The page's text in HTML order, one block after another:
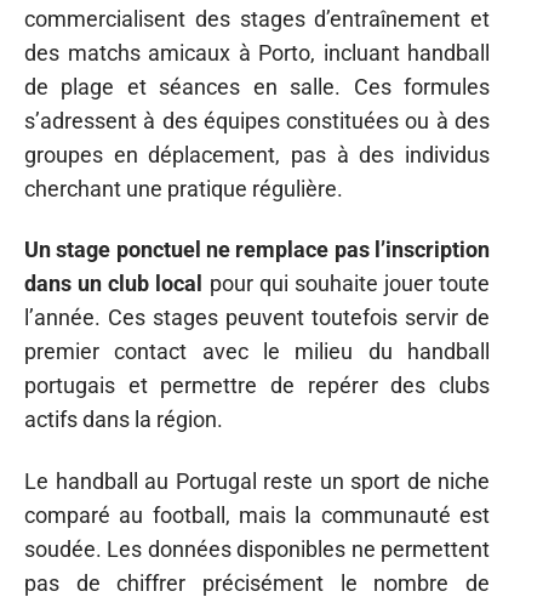
commercialisent des stages d’entraînement et
des matchs amicaux à Porto, incluant handball
de plage et séances en salle. Ces formules
s’adressent à des équipes constituées ou à des
groupes en déplacement, pas à des individus
cherchant une pratique régulière.
Un stage ponctuel ne remplace pas l’inscription
dans un club local
pour qui souhaite jouer toute
l’année. Ces stages peuvent toutefois servir de
premier contact avec le milieu du handball
portugais et permettre de repérer des clubs
actifs dans la région.
Le handball au Portugal reste un sport de niche
comparé au football, mais la communauté est
soudée. Les données disponibles ne permettent
pas de chiffrer précisément le nombre de